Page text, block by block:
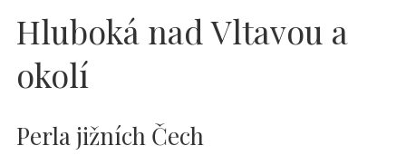
Hluboká nad Vltavou a
okolí
Perla jižních Čech